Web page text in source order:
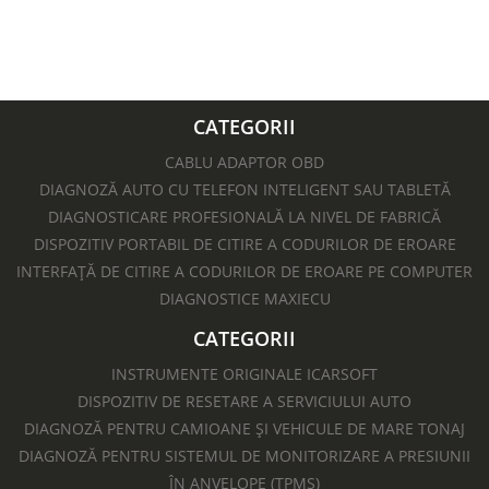
CATEGORII
CABLU ADAPTOR OBD
DIAGNOZĂ AUTO CU TELEFON INTELIGENT SAU TABLETĂ
DIAGNOSTICARE PROFESIONALĂ LA NIVEL DE FABRICĂ
DISPOZITIV PORTABIL DE CITIRE A CODURILOR DE EROARE
INTERFAȚĂ DE CITIRE A CODURILOR DE EROARE PE COMPUTER
DIAGNOSTICE MAXIECU
CATEGORII
INSTRUMENTE ORIGINALE ICARSOFT
DISPOZITIV DE RESETARE A SERVICIULUI AUTO
DIAGNOZĂ PENTRU CAMIOANE ȘI VEHICULE DE MARE TONAJ
DIAGNOZĂ PENTRU SISTEMUL DE MONITORIZARE A PRESIUNII
ÎN ANVELOPE (TPMS)